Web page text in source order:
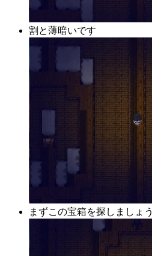
割と薄暗いです
まずこの宝箱を探しましょう